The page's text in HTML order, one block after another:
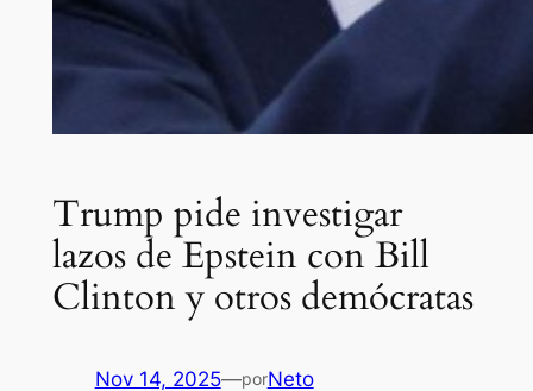
Trump pide investigar
lazos de Epstein con Bill
Clinton y otros demócratas
Nov 14, 2025—porNeto